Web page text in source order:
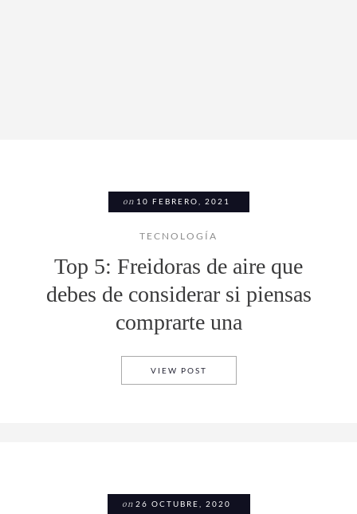
on 10 FEBRERO, 2021
TECNOLOGÍA
Top 5: Freidoras de aire que
debes de considerar si piensas
comprarte una
VIEW POST
on 26 OCTUBRE, 2020